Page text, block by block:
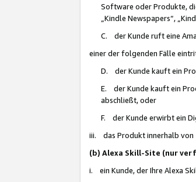
Software oder Produkte,
„Kindle Newspapers“,
C. der Kunde ruft eine
einer der folgenden Fälle
D. der Kunde kauft ein
E. der Kunde kauft ein
abschließt, oder
F. der Kunde erwirbt ein
iii. das Produkt innerhalb von
(b) Alexa Skill-Site (nur
i. ein Kunde, der Ihre Alexa